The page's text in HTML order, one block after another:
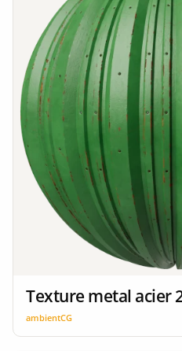
Texture metal acier
ambientCG